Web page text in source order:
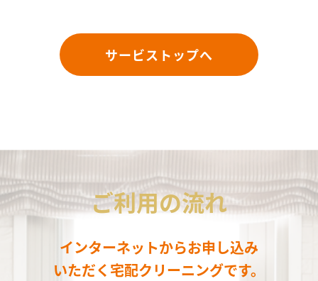
サービストップへ
ご利用の流れ
インターネットからお申し込み
いただく宅配クリーニングです。